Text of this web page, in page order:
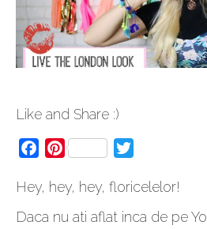
Like and Share :)
FacebookPinterest
Hey, hey, hey, floricelelor!
Daca nu ati aflat inca de pe